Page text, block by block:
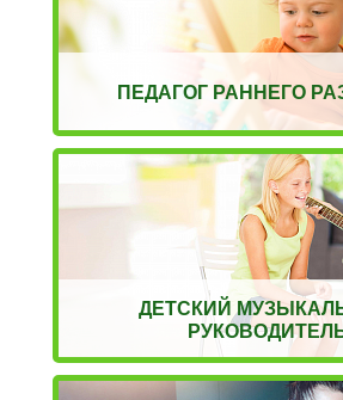
ПЕДАГОГ РАННЕГО
ДЕТСКИЙ